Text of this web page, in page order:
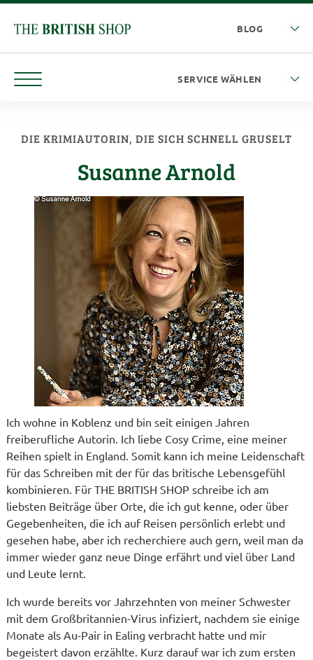
DIE KRIMIAUTORIN, DIE SICH SCHNELL GRUSELT
Susanne Arnold
Ich wohne in Koblenz und bin seit einigen Jahren
freiberufliche Autorin. Ich liebe Cosy Crime, eine meiner
Reihen spielt in England. Somit kann ich meine Leidenschaft
für das Schreiben mit der für das britische Lebensgefühl
kombinieren. Für THE BRITISH SHOP schreibe ich am
liebsten Beiträge über Orte, die ich gut kenne, oder über
Gegebenheiten, die ich auf Reisen persönlich erlebt und
gesehen habe, aber ich recherchiere auch gern, weil man da
immer wieder ganz neue Dinge erfährt und viel über Land
und Leute lernt.
Ich wurde bereits vor Jahrzehnten von meiner Schwester
mit dem Großbritannien-Virus infiziert, nachdem sie einige
Monate als Au-Pair in Ealing verbracht hatte und mir
begeistert davon erzählte. Kurz darauf war ich zum ersten